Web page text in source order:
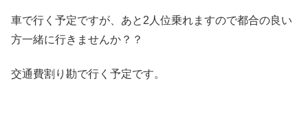
車で行く予定ですが、あと2人位乗れますので都合の良い
方一緒に行きませんか？？
交通費割り勘で行く予定です。